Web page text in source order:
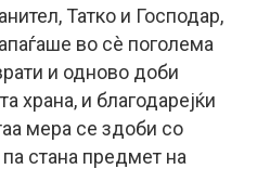
Татко и Господар,
во сè поголема
и одново доби
храна, и благодарејќи
мера се здоби со
стана предмет на